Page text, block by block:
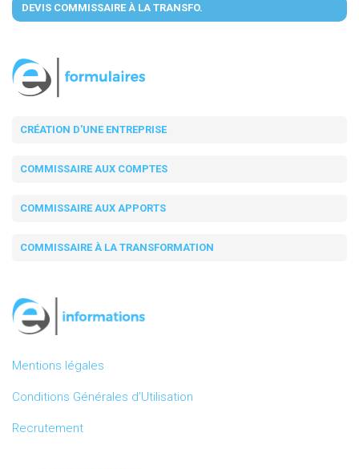
DEVIS COMMISSAIRE À LA TRANSFO.
CRÉATION D'UNE ENTREPRISE
COMMISSAIRE AUX COMPTES
COMMISSAIRE AUX APPORTS
COMMISSAIRE À LA TRANSFORMATION
Mentions légales
Conditions Générales d’Utilisation
Recrutement